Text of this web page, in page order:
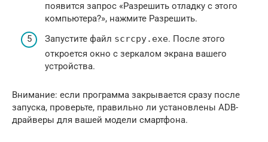
появится запрос «Разрешить отладку с этого
компьютера?», нажмите Разрешить.
Запустите файл scrcpy.exe. После этого
откроется окно с зеркалом экрана вашего
устройства.
Внимание: если программа закрывается сразу после
запуска, проверьте, правильно ли установлены ADB-
драйверы для вашей модели смартфона.